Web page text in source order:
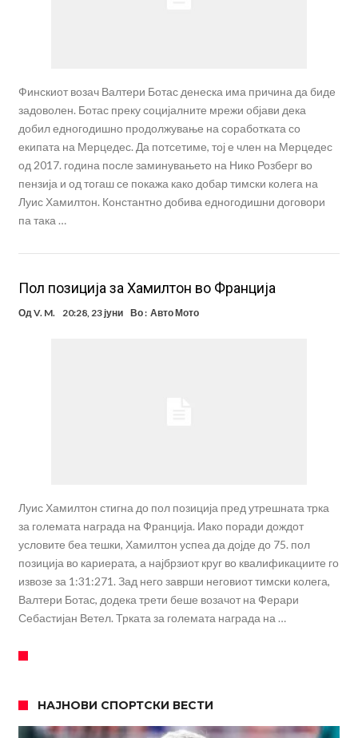
Финскиот возач Валтери Ботас денеска има причина да биде
задоволен. Ботас преку социјалните мрежи објави дека
добил едногодишно продолжување на соработката со
екипата на Мерцедес. Да потсетиме, тој е член на Мерцедес
од 2017. година после заминувањето на Нико Розберг во
пензија и од тогаш се покажа како добар тимски колега на
Луис Хамилтон. Константно добива едногодишни договори
па така …
Пол позиција за Хамилтон во Франција
ОдV. M. 20:28, 23 јуни Во : Авто Мото
Луис Хамилтон стигна до пол позиција пред утрешната трка
за големата награда на Франција. Иако поради дождот
условите беа тешки, Хамилтон успеа да дојде до 75. пол
позиција во кариерата, а најбрзиот круг во квалификациите го
извозе за 1:31:271. Зад него заврши неговиот тимски колега,
Валтери Ботас, додека трети беше возачот на Ферари
Себастијан Ветел. Трката за големата награда на …
НАЈНОВИ СПОРТСКИ ВЕСТИ